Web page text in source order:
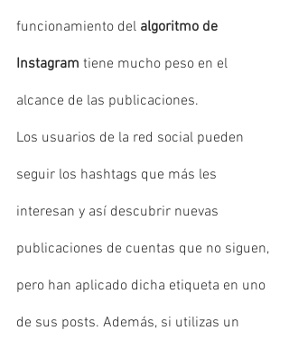
funcionamiento del algoritmo de
Instagram tiene mucho peso en el
alcance de las publicaciones.
Los usuarios de la red social pueden
seguir los hashtags que más les
interesan y así descubrir nuevas
publicaciones de cuentas que no siguen,
pero han aplicado dicha etiqueta en uno
de sus posts. Además, si utilizas un